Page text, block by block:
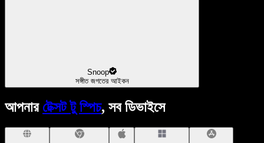
Snoop
সঙ্গীত জগতের আইকন
আপনার টেক্সট টু স্পিচ, সব ডিভাইসে